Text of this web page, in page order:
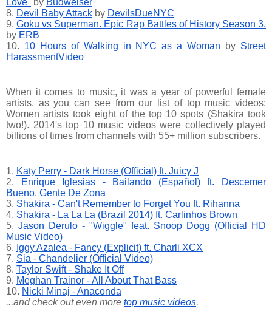
8. Devil Baby Attack by DevilsDueNYC
9. Goku vs Superman. Epic Rap Battles of History Season 3.
by ERB
10. 10 Hours of Walking in NYC as a Woman by Street
HarassmentVideo
When it comes to music, it was a year of powerful female
artists, as you can see from our list of top music videos:
Women artists took eight of the top 10 spots (Shakira took
two!). 2014's top 10 music videos were collectively played
billions of times from channels with 55+ million subscribers.
1. Katy Perry - Dark Horse (Official) ft. Juicy J
2.
Enrique Iglesias - Bailando (Español) ft. Descemer
Bueno, Gente De Zona
3. Shakira - Can't Remember to Forget You ft. Rihanna
4. Shakira - La La La (Brazil 2014) ft. Carlinhos Brown
5. Jason Derulo - "Wiggle" feat. Snoop Dogg (Official HD
Music Video)
6. Iggy Azalea - Fancy (Explicit) ft. Charli XCX
7. Sia - Chandelier (Official Video)
8. Taylor Swift - Shake It Off
9. Meghan Trainor - All About That Bass
10. Nicki Minaj - Anaconda
...and check out even more top music videos.